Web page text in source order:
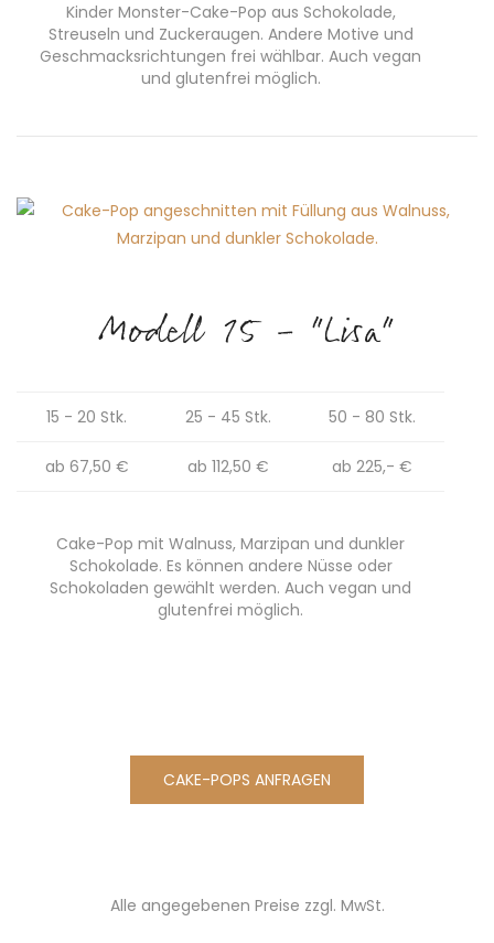
Kinder Monster-Cake-Pop aus Schokolade,
Streuseln und Zuckeraugen. Andere Motive und
Geschmacksrichtungen frei wählbar. Auch vegan
und glutenfrei möglich.
Modell 15 - "Lisa"
15 - 20 Stk. 25 - 45 Stk. 50 - 80 Stk.
ab 67,50 € ab 112,50 € ab 225,- €
Cake-Pop mit Walnuss, Marzipan und dunkler
Schokolade. Es können andere Nüsse oder
Schokoladen gewählt werden. Auch vegan und
glutenfrei möglich.
CAKE-POPS ANFRAGEN
Alle angegebenen Preise zzgl. MwSt.